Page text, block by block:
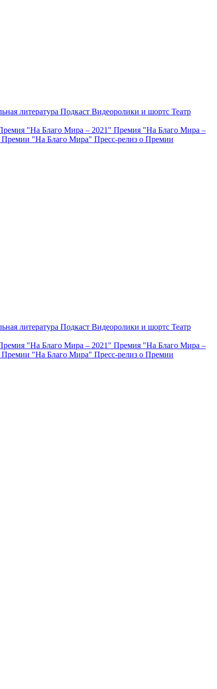
литература Подкаст Видеоролики и шортс Театр
"На Благо Мира – 2021" Премия "На Благо Мира –
Премии "На Благо Мира" Пресс-релиз о Премии
литература Подкаст Видеоролики и шортс Театр
"На Благо Мира – 2021" Премия "На Благо Мира –
Премии "На Благо Мира" Пресс-релиз о Премии